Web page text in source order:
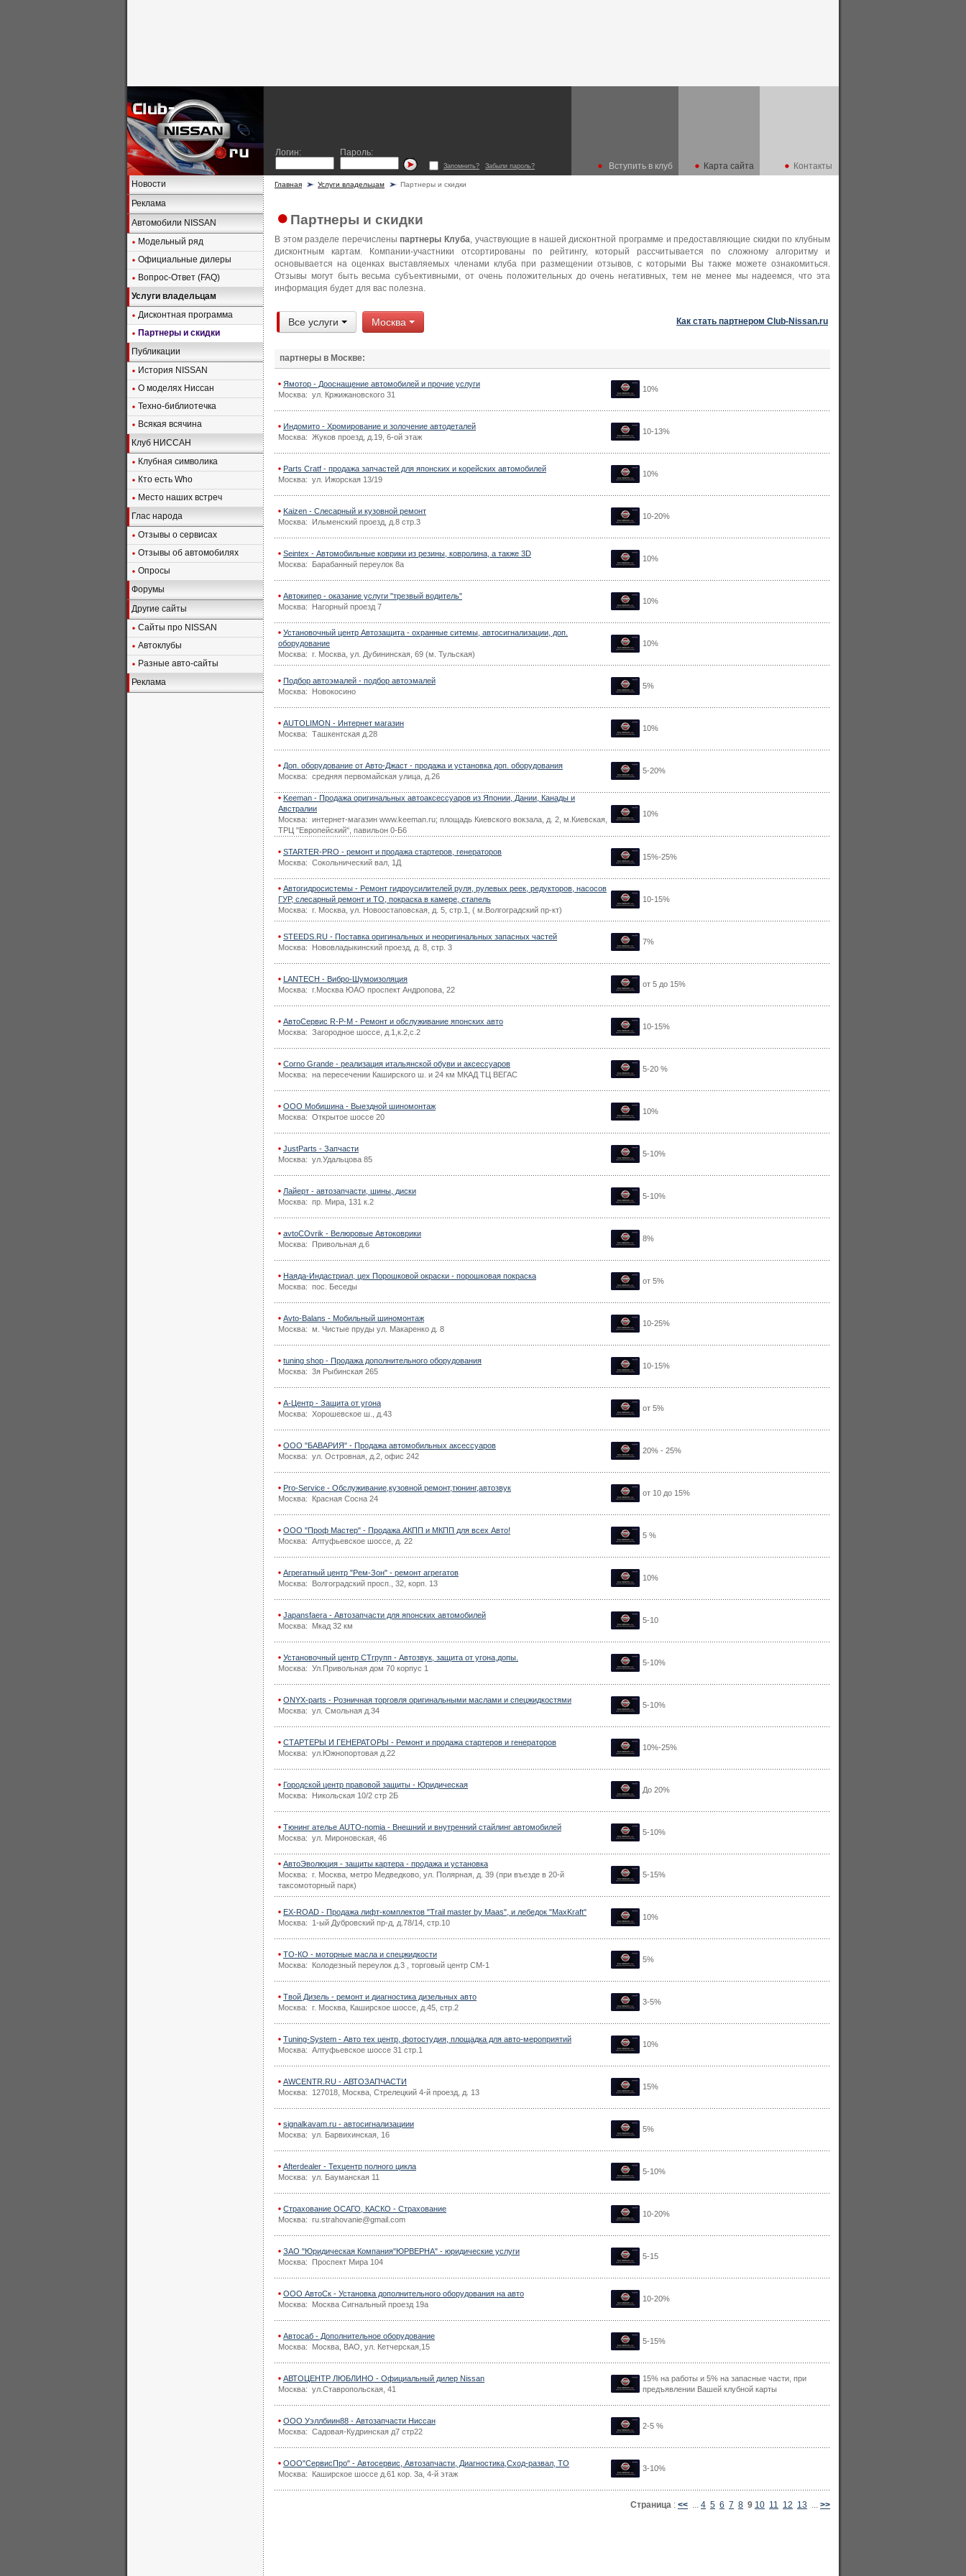
Логин: Пароль:
Запомнить? Забыли пароль? Вступить в клуб Карта сайта
Контакты
Новости
Реклама
Автомобили NISSAN
Модельный ряд
Официальные дилеры
Вопрос-Ответ (FAQ)
Услуги владельцам
Дисконтная программа
Партнеры и скидки
Публикации
История NISSAN
О моделях Ниссан
Техно-библиотечка
Всякая всячина
Клуб НИССАН
Клубная символика
Кто есть Who
Место наших встреч
Глас народа
Отзывы о сервисах
Отзывы об автомобилях
Опросы
Форумы
Другие сайты
Сайты про NISSAN
Автоклубы
Разные авто-сайты
Реклама
Главная Услуги владельцам Партнеры и скидки
Партнеры и скидки
В этом разделе перечисленыпартнеры Клуба, участвующие в нашей дисконтной программе и предоставляющие скидки по клубным
дисконтным картам. Компании-участники отсортированы по рейтингу, который рассчитывается по сложному алгоритму и
основывается на оценках выставляемых членами клуба при размещении отзывов, с которыми Вы также можете ознакомиться.
Отзывы могут быть весьма субъективными, от очень положительных до очень негативных, тем не менее мы надеемся, что эта
информация будет для вас полезна.
Все услуги Москва Как стать партнером Club-Nissan.ru
партнеры в Москве:
Ямотор - Дооснащение автомобилей и прочие услуги
Москва: ул. Кржижановского 31
10%
Индомито - Хромирование и золочение автодеталей
Москва: Жуков проезд, д.19, 6-ой этаж
10-13%
Parts Cratf - продажа запчастей для японских и корейских автомобилей
Москва: ул. Ижорская 13/19
10%
Kaizen - Слесарный и кузовной ремонт
Москва: Ильменский проезд, д.8 стр.3
10-20%
Seintex - Автомобильные коврики из резины, ковролина, а также 3D
Москва: Барабанный переулок 8а
10%
Автокипер - оказание услуги "трезвый водитель"
Москва: Нагорный проезд 7
10%
Установочный центр Автозащита - охранные ситемы, автосигнализации, доп.
оборудование
Москва: г. Москва, ул. Дубининская, 69 (м. Тульская)
10%
Подбор автоэмалей - подбор автоэмалей
Москва: Новокосино
5%
AUTOLIMON - Интернет магазин
Москва: Ташкентская д.28
10%
Доп. оборудование от Авто-Джаст - продажа и установка доп. оборудования
Москва: средняя первомайская улица, д.26
5-20%
Keeman - Продажа оригинальных автоаксессуаров из Японии, Дании, Канады и
Австралии
Москва: интернет-магазин www.keeman.ru; площадь Киевского вокзала, д. 2, м.Киевская,
ТРЦ "Европейский", павильон 0-Б6
10%
STARTER-PRO - ремонт и продажа стартеров, генераторов
Москва: Сокольнический вал, 1Д
15%-25%
Автогидросистемы - Ремонт гидроусилителей руля, рулевых реек, редукторов, насосов
ГУР, слесарный ремонт и ТО, покраска в камере, стапель
Москва: г. Москва, ул. Новоостаповская, д. 5, стр.1, ( м.Волгоградский пр-кт)
10-15%
STEEDS.RU - Поставка оригинальных и неоригинальных запасных частей
Москва: Нововладыкинский проезд, д. 8, стр. 3
7%
LANTECH - Вибро-Шумоизоляция
Москва: г.Москва ЮАО проспект Андропова, 22
от 5 до 15%
АвтоСервис R-P-M - Ремонт и обслуживание японских авто
Москва: Загородное шоссе, д.1,к.2,с.2
10-15%
Corno Grande - реализация итальянской обуви и аксессуаров
Москва: на пересечении Каширского ш. и 24 км МКАД ТЦ ВЕГАС
5-20 %
ООО Мобишина - Выездной шиномонтаж
Москва: Открытое шоссе 20
10%
JustParts - Запчасти
Москва: ул.Удальцова 85
5-10%
Лайерт - автозапчасти, шины, диски
Москва: пр. Мира, 131 к.2
5-10%
avtoCOvrik - Велюровые Автоковрики
Москва: Привольная д.6
8%
Наяда-Индастриал, цех Порошковой окраски - порошковая покраска
Москва: пос. Беседы
от 5%
Avto-Balans - Мобильный шиномонтаж
Москва: м. Чистые пруды ул. Макаренко д. 8
10-25%
tuning shop - Продажа дополнительного оборудования
Москва: 3я Рыбинская 265
10-15%
А-Центр - Защита от угона
Москва: Хорошевское ш., д.43
от 5%
ООО "БАВАРИЯ" - Продажа автомобильных аксессуаров
Москва: ул. Островная, д.2, офис 242
20% - 25%
Pro-Service - Обслуживание,кузовной ремонт,тюнинг,автозвук
Москва: Красная Сосна 24
от 10 до 15%
ООО "Проф Мастер" - Продажа АКПП и МКПП для всех Авто!
Москва: Алтуфьевское шоссе, д. 22
5 %
Агрегатный центр "Рем-Зон" - ремонт агрегатов
Москва: Волгоградский просп., 32, корп. 13
10%
Japansfaera - Автозапчасти для японских автомобилей
Москва: Мкад 32 км
5-10
Установочный центр СТгрупп - Автозвук, защита от угона,допы.
Москва: Ул.Привольная дом 70 корпус 1
5-10%
ONYX-parts - Розничная торговля оригинальными маслами и спецжидкостями
Москва: ул. Смольная д.34
5-10%
СТАРТЕРЫ И ГЕНЕРАТОРЫ - Ремонт и продажа стартеров и генераторов
Москва: ул.Южнопортовая д.22
10%-25%
Городской центр правовой защиты - Юридическая
Москва: Никольская 10/2 стр 2Б
До 20%
Тюнинг ателье AUTO-nomia - Внешний и внутренний стайлинг автомобилей
Москва: ул. Мироновская, 46
5-10%
АвтоЭволюция - защиты картера - продажа и установка
Москва: г. Москва, метро Медведково, ул. Полярная, д. 39 (при въезде в 20-й
таксомоторный парк)
5-15%
EX-ROAD - Продажа лифт-комплектов "Trail master by Maas", и лебедок "MaxKraft"
Москва: 1-ый Дубровский пр-д, д.78/14, стр.10
10%
ТО-КО - моторные масла и спецжидкости
Москва: Колодезный переулок д.3 , торговый центр СМ-1
5%
Твой Дизель - ремонт и диагностика дизельных авто
Москва: г. Москва, Каширское шоссе, д.45, стр.2
3-5%
Tuning-System - Авто тех центр, фотостудия, площадка для авто-мероприятий
Москва: Алтуфьевское шоссе 31 стр.1
10%
AWCENTR.RU - АВТОЗАПЧАСТИ
Москва: 127018, Москва, Стрелецкий 4-й проезд, д. 13
15%
signalkavam.ru - автосигнализациии
Москва: ул. Барвихинская, 16
5%
Afterdealer - Техцентр полного цикла
Москва: ул. Бауманская 11
5-10%
Страхование ОСАГО, КАСКО - Страхование
Москва: ru.strahovanie@gmail.com
10-20%
ЗАО "Юридическая Компания"ЮРВЕРНА" - юридические услуги
Москва: Проспект Мира 104
5-15
ООО АвтоСк - Установка дополнительного оборудования на авто
Москва: Москва Сигнальный проезд 19а
10-20%
Автосаб - Дополнительное оборудование
Москва: Москва, ВАО, ул. Кетчерская,15
5-15%
АВТОЦЕНТР ЛЮБЛИНО - Официальный дилер Nissan
Москва: ул.Ставропольская, 41
15% на работы и 5% на запасные части, при
предъявлении Вашей клубной карты
ООО Уэллбиин88 - Автозапчасти Ниссан
Москва: Садовая-Кудринская д7 стр22
2-5 %
ООО"СервисПро" - Автосервис, Автозапчасти, Диагностика,Сход-развал, ТО
Москва: Каширское шоссе д.61 кор. 3а, 4-й этаж
3-10%
Страница : << ... 4 5 6 7 8 9 10 11 12 13 ... >>